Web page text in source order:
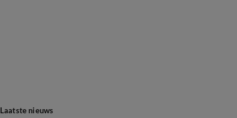
Laatste nieuws